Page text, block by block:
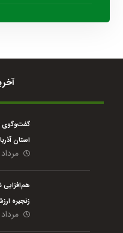
گفت‌وگوی
استان
مرداد ۱۷,
هم‌افزایی
زنجیره
مرداد ۱۷,